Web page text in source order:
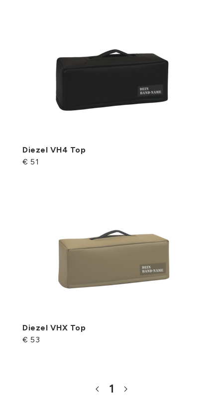
Diezel VH4 Top
€ 51
Diezel VHX Top
€ 53
1